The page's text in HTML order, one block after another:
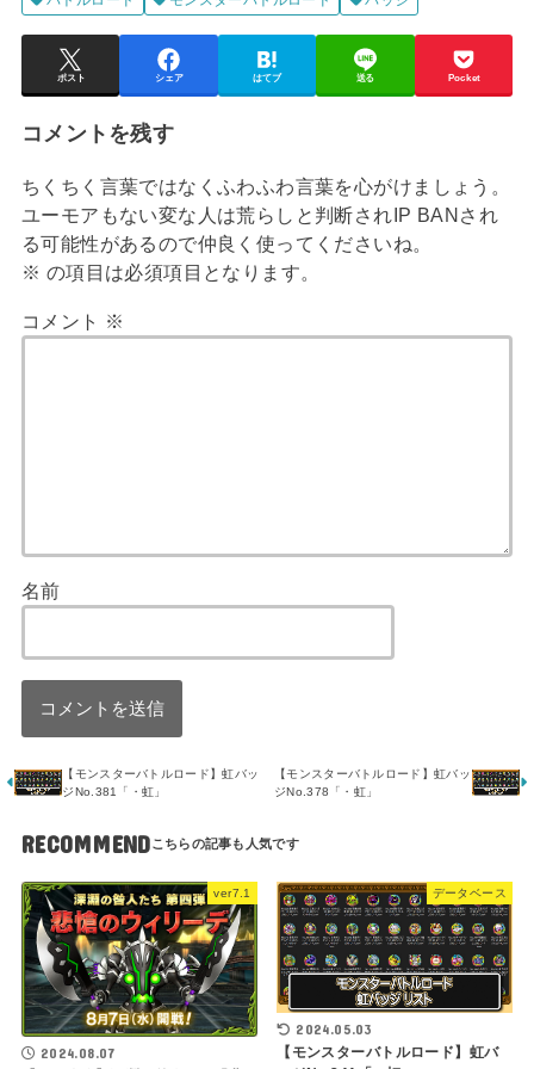
ポスト シェア はてブ 送る Pocket
コメントを残す
ちくちく言葉ではなくふわふわ言葉を心がけましょう。
ユーモアもない変な人は荒らしと判断されIP BANされ
る可能性があるので仲良く使ってくださいね。
※ の項目は必須項目となります。
コメント ※
名前
【モンスターバトルロード】虹バッ
ジNo.381「・虹」
【モンスターバトルロード】虹バッ
ジNo.378「・虹」
RECOMMEND
ver7.1
2024.08.07
データベース
2024.05.03
【モンスターバトルロード】虹バ